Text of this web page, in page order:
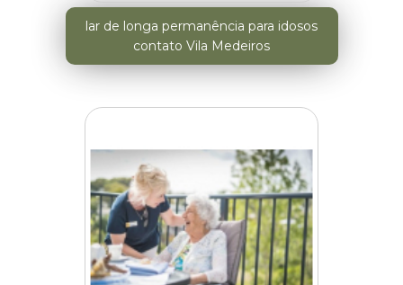
lar de longa permanência para idosos
contato Vila Medeiros